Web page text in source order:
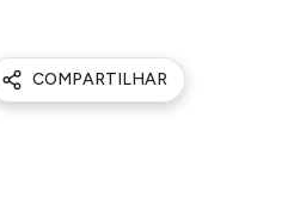
COMPARTILHAR